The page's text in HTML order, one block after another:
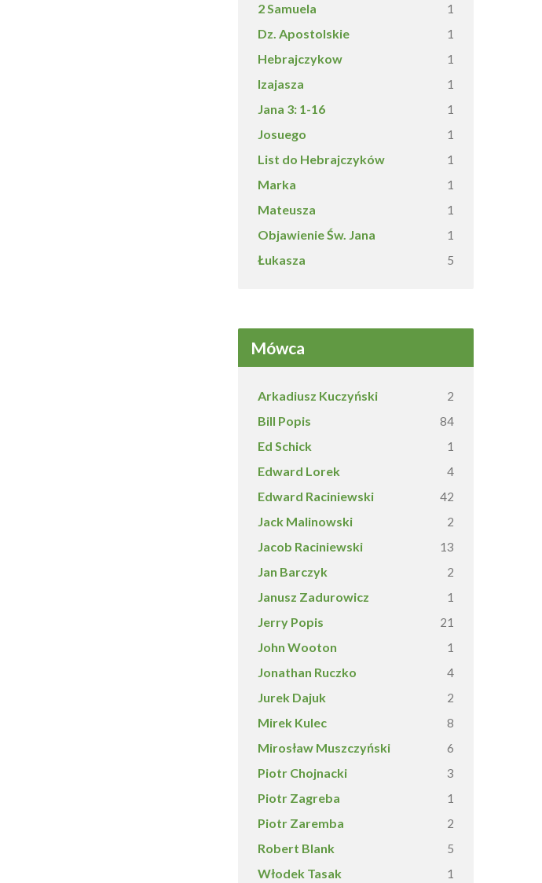
2 Samuela 1
Dz. Apostolskie 1
Hebrajczykow 1
Izajasza 1
Jana 3: 1-16 1
Josuego 1
List do Hebrajczyków 1
Marka 1
Mateusza 1
Objawienie Św. Jana 1
Łukasza 5
Mówca
Arkadiusz Kuczyński 2
Bill Popis 84
Ed Schick 1
Edward Lorek 4
Edward Raciniewski 42
Jack Malinowski 2
Jacob Raciniewski 13
Jan Barczyk 2
Janusz Zadurowicz 1
Jerry Popis 21
John Wooton 1
Jonathan Ruczko 4
Jurek Dajuk 2
Mirek Kulec 8
Mirosław Muszczyński 6
Piotr Chojnacki 3
Piotr Zagreba 1
Piotr Zaremba 2
Robert Blank 5
Włodek Tasak 1